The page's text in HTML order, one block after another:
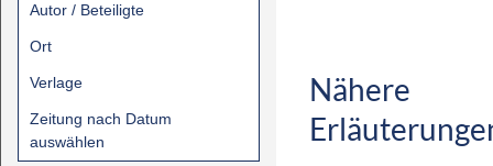
Autor / Beteiligte
Ort
Verlage
Zeitung nach Datum
auswählen
Nähere